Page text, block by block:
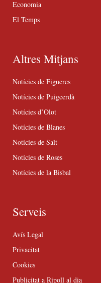
Economia
El Temps
Altres Mitjans
Notícies de Figueres
Notícies de Puigcerdà
Notícies d’Olot
Notícies de Blanes
Notícies de Salt
Notícies de Roses
Notícies de la Bisbal
Serveis
Avís Legal
Privacitat
Cookies
Publicitat a Ripoll al dia